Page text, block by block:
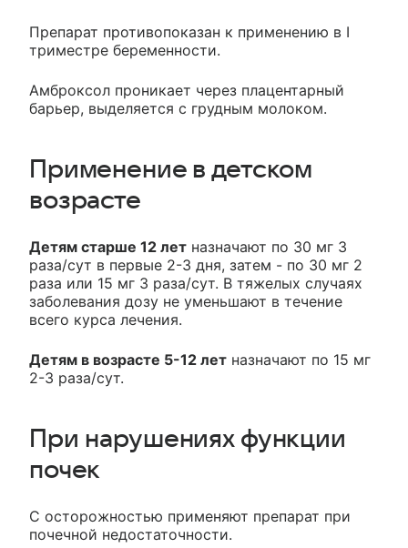
Препарат противопоказан к применению в I
триместре беременности.
Амброксол проникает через плацентарный
барьер, выделяется с грудным молоком.
Применение в детском
возрасте
Детям старше 12 лет назначают по 30 мг 3
раза/сут в первые 2-3 дня, затем - по 30 мг 2
раза или 15 мг 3 раза/сут. В тяжелых случаях
заболевания дозу не уменьшают в течение
всего курса лечения.
Детям в возрасте 5-12 лет назначают по 15 мг
2-3 раза/сут.
При нарушениях функции
почек
С осторожностью применяют препарат при
почечной недостаточности.